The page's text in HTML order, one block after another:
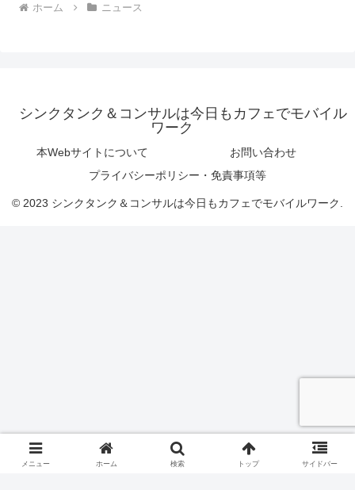
ホーム ニュース
シンクタンク＆コンサルは今日もカフェでモバイル
ワーク
本Webサイトについて
お問い合わせ
プライバシーポリシー・免責事項等
© 2023 シンクタンク＆コンサルは今日もカフェでモバイルワーク.
メニュー ホーム 検索 トップ サイドバー